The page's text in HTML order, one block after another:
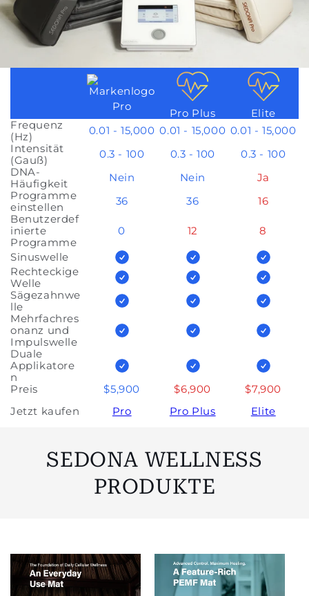
Pro Pro Plus
Elite
Frequenz
(Hz)
0.01 - 15,000 0.01 - 15,000 0.01 - 15,000
Intensität
(Gauß)
0.3 - 100 0.3 - 100
0.3 - 100
DNA-
Häufigkeit
Nein Nein
Ja
Programme
einstellen
36 36
16
Benutzerdef
inierte
Programme
0 12
8
Sinuswelle
Rechteckige
Welle
Sägezahnwe
lle
Mehrfachres
onanz und
Impulswelle
Duale
Applikatore
n
Preis
$5,900 $6,900
$7,900
Jetzt kaufen
Pro Pro Plus Elite
SEDONA WELLNESS
PRODUKTE